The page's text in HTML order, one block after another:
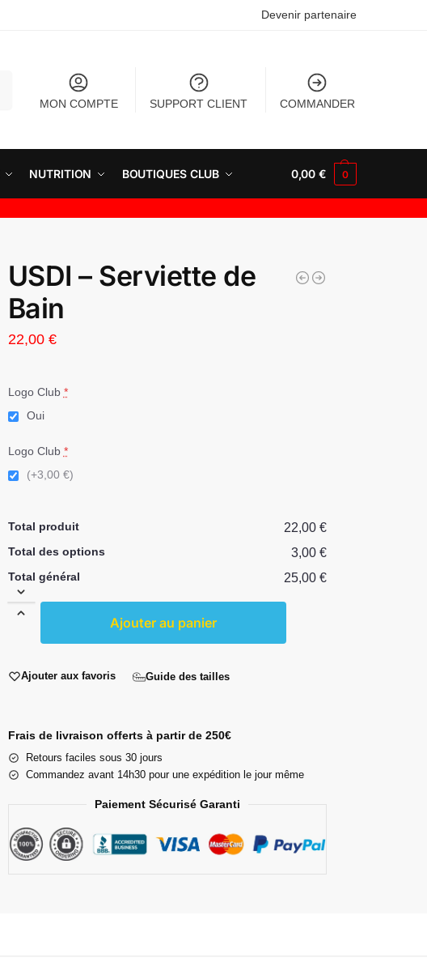
Devenir partenaire
MON COMPTE
SUPPORT CLIENT COMMANDER
NUTRITION BOUTIQUES CLUB 0,00€ 0
USDI – Serviette de
Bain
22,00 €
Logo Club *
Oui
Logo Club *
(+3,00 €)
Total produit 22,00 €
Total des options 3,00 €
Total général 25,00 €
Ajouter au panier
Ajouter aux favoris Guide des tailles
Frais de livraison offerts à partir de 250€
Retours faciles sous 30 jours
Commandez avant 14h30 pour une expédition le jour même
Paiement Sécurisé Garanti